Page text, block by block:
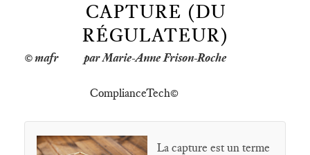
CAPTURE (DU
RÉGULATEUR)
par Marie-Anne Frison-Roche
ComplianceTech©
La capture est un terme